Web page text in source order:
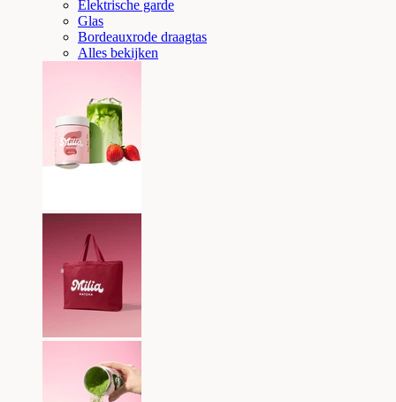
Elektrische garde
Glas
Bordeauxrode draagtas
Alles bekijken